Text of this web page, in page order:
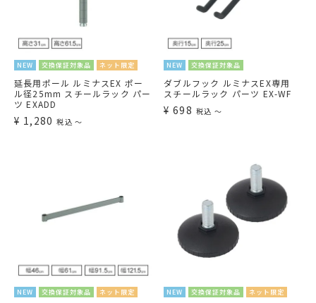
NEW 交換保証対象品 ネット限定
延長用ポール ルミナスEX ポー
ル径25mm スチールラック パー
ツ EXADD
¥ 1,280 税込 〜
NEW 交換保証対象品
ダブルフック ルミナスEX専用
スチールラック パーツ EX-WF
¥ 698 税込 〜
NEW 交換保証対象品 ネット限定 NEW 交換保証対象品 ネット限定